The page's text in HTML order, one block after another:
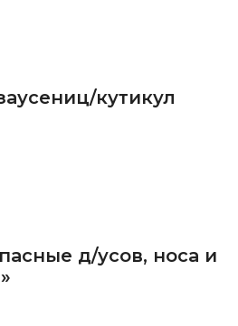
кутикул
д/усов, носа и